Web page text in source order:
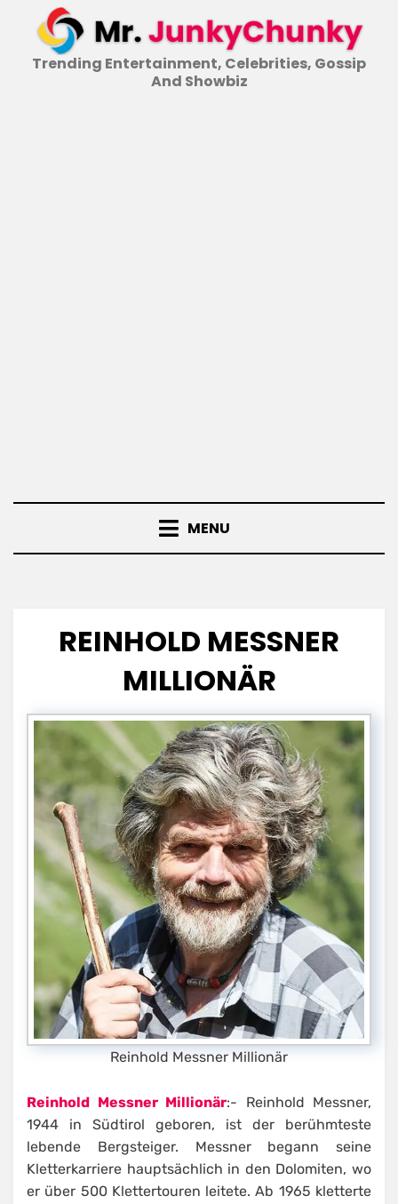
contentTrending Entertainment, Celebrities, Gossip
And Showbiz
MENU
REINHOLD MESSNER
MILLIONÄR
Reinhold Messner Millionär
Reinhold Messner Millionär:- Reinhold Messner,
1944 in Südtirol geboren, ist der berühmteste
lebende Bergsteiger. Messner begann seine
Kletterkarriere hauptsächlich in den Dolomiten, wo
er über 500 Klettertouren leitete. Ab 1965 kletterte